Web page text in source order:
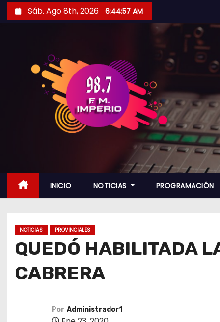
i
Sáb. Ago 8th, 2026 6:44:59 AM
INICIO NOTICIAS PROGRAMACIÓN
NOTICIAS PROVINCIALES
QUEDÓ HABILITADA
CABRERA
Por Administrador1